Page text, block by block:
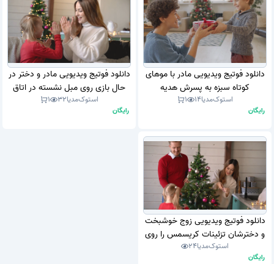
دانلود فوتیج ویدیویی مادر با موهای
کوتاه سبزه به پسرش هدیه
کریسمس می دهد و هر دو با شادی
استوک‌مدیا14
1
رایگان
دانلود فوتیج ویدیویی مادر و دختر در
حال بازی روی مبل نشسته در اتاق
نشیمن با تزئینات کریسمس (استوک
استوک‌مدیا32
1
رایگان
دانلود فوتیج ویدیویی زوج خوشبخت
و دخترشان تزئینات کریسمس را روی
درخت کریسمس در خانه آویزان کرده
استوک‌مدیا24
رایگان